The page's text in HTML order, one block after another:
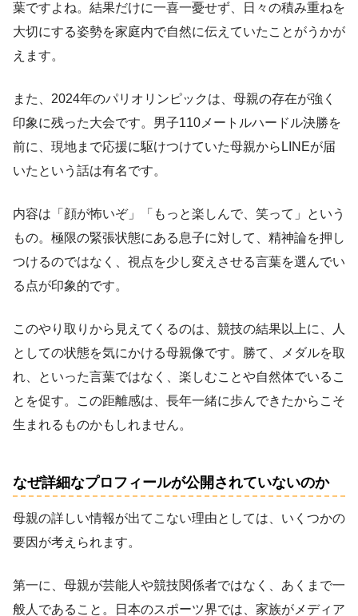
葉ですよね。結果だけに一喜一憂せず、日々の積み重ねを
大切にする姿勢を家庭内で自然に伝えていたことがうかが
えます。
また、2024年のパリオリンピックは、母親の存在が強く
印象に残った大会です。男子110メートルハードル決勝を
前に、現地まで応援に駆けつけていた母親からLINEが届
いたという話は有名です。
内容は「顔が怖いぞ」「もっと楽しんで、笑って」という
もの。極限の緊張状態にある息子に対して、精神論を押し
つけるのではなく、視点を少し変えさせる言葉を選んでい
る点が印象的です。
このやり取りから見えてくるのは、競技の結果以上に、人
としての状態を気にかける母親像です。勝て、メダルを取
れ、といった言葉ではなく、楽しむことや自然体でいるこ
とを促す。この距離感は、長年一緒に歩んできたからこそ
生まれるものかもしれません。
なぜ詳細なプロフィールが公開されていないのか
母親の詳しい情報が出てこない理由としては、いくつかの
要因が考えられます。
第一に、母親が芸能人や競技関係者ではなく、あくまで一
般人であること。日本のスポーツ界では、家族がメディア